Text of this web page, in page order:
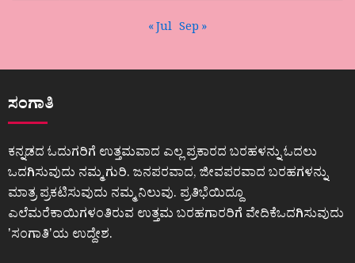
« Jul Sep »
ಸಂಗಾತಿ
ಕನ್ನಡದ ಓದುಗರಿಗೆ ಉತ್ತಮವಾದ ಎಲ್ಲ ಪ್ರಕಾರದ ಬರಹಳನ್ನು ಓದಲು
ಒದಗಿಸುವುದು ನಮ್ಮ ಗುರಿ. ಜನಪರವಾದ, ಜೀವಪರವಾದ ಬರಹಗಳನ್ನು
ಮಾತ್ರ ಪ್ರಕಟಿಸುವುದು ನಮ್ಮ ನಿಲುವು. ಪ್ರತಿಭೆಯಿದ್ದೂ
ಎಲೆಮರೆಕಾಯಿಗಳಂತಿರುವ ಉತ್ತಮ ಬರಹಗಾರರಿಗೆ ವೇದಿಕೆಒದಗಿಸುವುದು
ʼಸಂಗಾತಿʼಯ ಉದ್ದೇಶ.